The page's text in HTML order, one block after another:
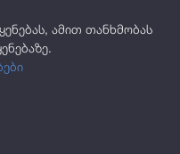
ამით თანხმობას